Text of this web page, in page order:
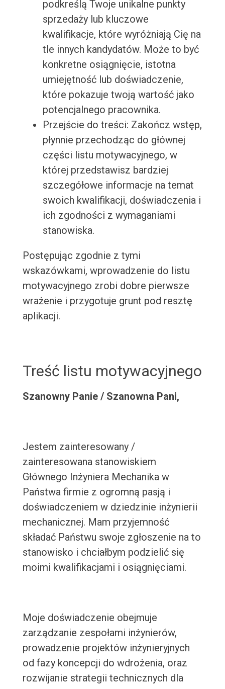
podkreślą Twoje unikalne punkty
sprzedaży lub kluczowe
kwalifikacje, które wyróżniają Cię na
tle innych kandydatów. Może to być
konkretne osiągnięcie, istotna
umiejętność lub doświadczenie,
które pokazuje twoją wartość jako
potencjalnego pracownika.
Przejście do treści: Zakończ wstęp,
płynnie przechodząc do głównej
części listu motywacyjnego, w
której przedstawisz bardziej
szczegółowe informacje na temat
swoich kwalifikacji, doświadczenia i
ich zgodności z wymaganiami
stanowiska.
Postępując zgodnie z tymi
wskazówkami, wprowadzenie do listu
motywacyjnego zrobi dobre pierwsze
wrażenie i przygotuje grunt pod resztę
aplikacji.
Treść listu motywacyjnego
Szanowny Panie / Szanowna Pani,
Jestem zainteresowany /
zainteresowana stanowiskiem
Głównego Inżyniera Mechanika w
Państwa firmie z ogromną pasją i
doświadczeniem w dziedzinie inżynierii
mechanicznej. Mam przyjemność
składać Państwu swoje zgłoszenie na to
stanowisko i chciałbym podzielić się
moimi kwalifikacjami i osiągnięciami.
Moje doświadczenie obejmuje
zarządzanie zespołami inżynierów,
prowadzenie projektów inżynieryjnych
od fazy koncepcji do wdrożenia, oraz
rozwijanie strategii technicznych dla